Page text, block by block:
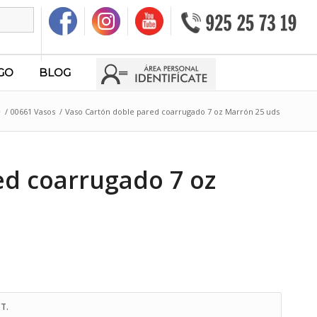
BLOG
/ 00661 Vasos / Vaso Cartón doble pared coarrugado 7 oz Marrón 25 uds
coarrugado 7 oz
T.